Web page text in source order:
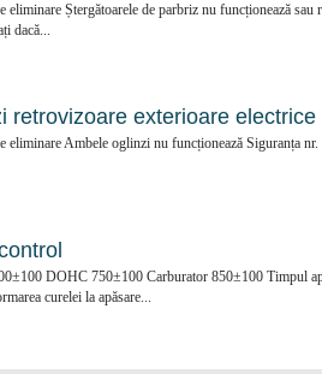
eliminare Ștergătoarele de parbriz nu funcționează
dacă...
retrovizoare exterioare electrice
eliminare Ambele oglinzi nu funcționează Siguranța
DOHC 750±100 Carburator 850±100 Timpul
curelei la apăsare...